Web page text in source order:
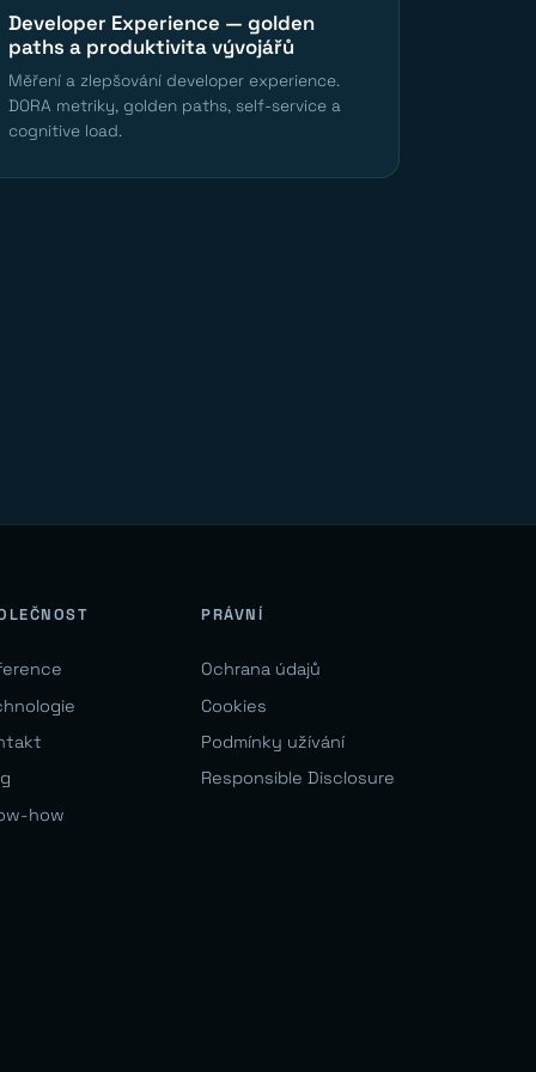
Developer Experience — golden
paths a produktivita vývojářů
Měření a zlepšování developer experience.
DORA metriky, golden paths, self-service a
cognitive load.
how
PRÁVNÍ
Ochrana údajů
Cookies
Podmínky užívání
Responsible Disclosure